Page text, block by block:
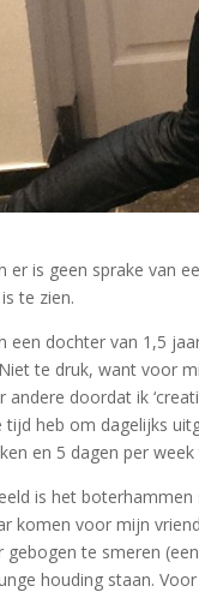
er is geen sprake van
te zien.
een dochter van 1,5
Niet te druk, want voor
andere doordat ik
heb om dagelijks
en 5 dagen per
is het
komen voor mijn
te smeren
houding staan.